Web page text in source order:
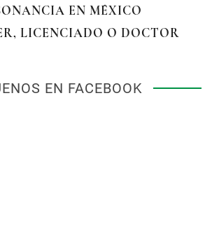
EN MÉXICO
LICENCIADO O DOCTOR
EN FACEBOOK